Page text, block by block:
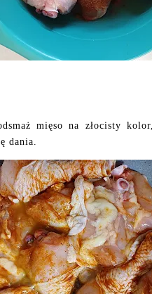
mięso na złocisty
dania.